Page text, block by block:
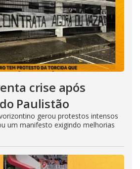
crise após
Paulistão
gerou protestos intensos
um manifesto exigindo melhorias